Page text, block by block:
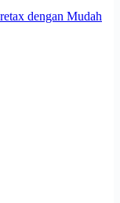
dengan Mudah